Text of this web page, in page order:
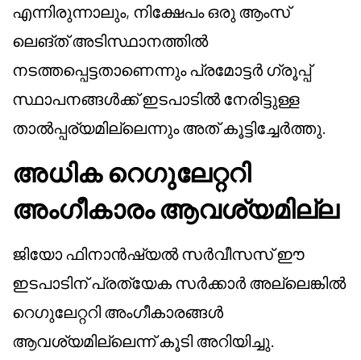
എന്നിരുന്നാലും, നിക്ഷേപം ഒരു ആംസ്
ലെങ്ത് അടിസ്ഥാനത്തിൽ
നടത്തപ്പെട്ടതാണെന്നും പ്രമോട്ടർ ഗ്രൂപ്പ്
സ്ഥാപനങ്ങൾക്ക് ഇടപാടിൽ നേരിട്ടുള്ള
താൽപ്പര്യമില്ലെന്നും അത് കൂട്ടിച്ചേർത്തു.
അധിക റെഗുലേറ്ററി
അംഗീകാരം ആവശ്യമില്ല
ജിയോ ഫിനാൻഷ്യൽ സർവീസസ് ഈ
ഇടപാടിന് പ്രത്യേക സർക്കാർ അല്ലെങ്കിൽ
റെഗുലേറ്ററി അംഗീകാരങ്ങൾ
ആവശ്യമില്ലെന്ന് കൂടി അറിയിച്ചു.